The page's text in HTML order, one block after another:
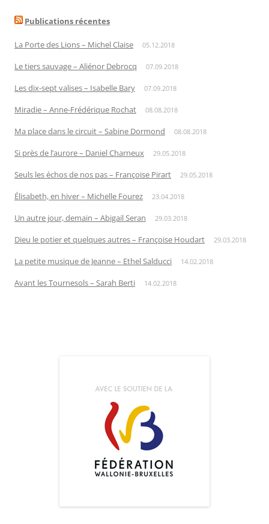
Publications récentes
La Porte des Lions – Michel Claise 05.12.2018
Le tiers sauvage – Aliénor Debrocq 07.09.2018
Les dix-sept valises – Isabelle Bary 07.09.2018
Miradie – Anne-Frédérique Rochat 08.08.2018
Ma place dans le circuit – Sabine Dormond 08.08.2018
Si près de l’aurore – Daniel Charneux 29.05.2018
Seuls les échos de nos pas – Françoise Pirart 29.05.2018
Élisabeth, en hiver – Michelle Fourez 23.04.2018
Un autre jour, demain – Abigail Seran 29.03.2018
Dieu le potier et quelques autres – Françoise Houdart 29.03.2018
La petite musique de Jeanne – Ethel Salducci 14.02.2018
Avant les Tournesols – Sarah Berti 14.02.2018